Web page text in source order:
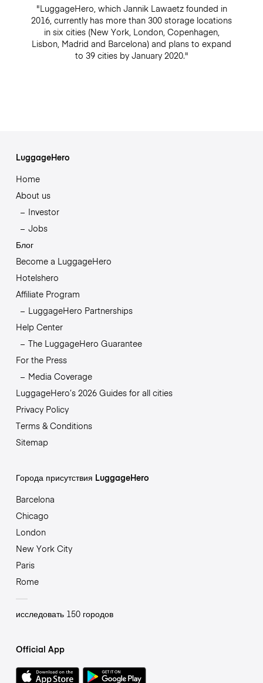
"LuggageHero, which Jannik Lawaetz founded in
2016, currently has more than 300 storage locations
in six cities (New York, London, Copenhagen,
Lisbon, Madrid and Barcelona) and plans to expand
to 39 cities by January 2020."
LuggageHero
Home
About us
Investor
Jobs
Блог
Become a LuggageHero
Hotelshero
Affiliate Program
LuggageHero Partnerships
Help Center
The LuggageHero Guarantee
For the Press
Media Coverage
LuggageHero’s 2026 Guides for all cities
Privacy Policy
Terms & Conditions
Sitemap
Города присутствия LuggageHero
Barcelona
Chicago
London
New York City
Paris
Rome
исследовать 150 городов
Official App